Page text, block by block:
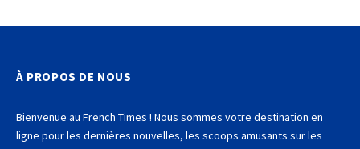
À PROPOS DE NOUS
Bienvenue au French Times ! Nous sommes votre destination en
ligne pour les dernières nouvelles, les scoops amusants sur les